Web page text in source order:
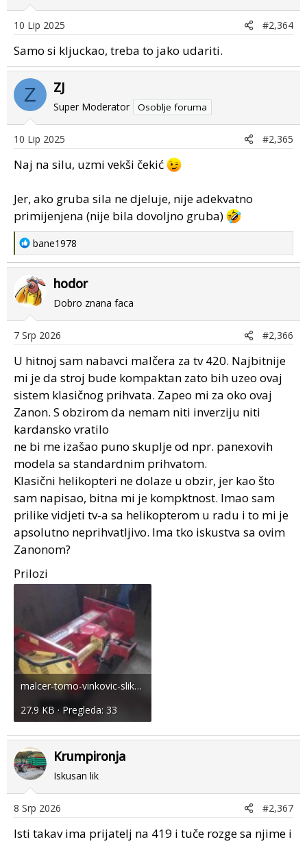
10 Lip 2025 #2,364
Samo si kljuckao, treba to jako udariti.
Z ZJ
Super Moderator Osoblje foruma
10 Lip 2025 #2,365
Naj na silu, uzmi vekši čekić
Jer, ako gruba sila ne djeluje, nije adekvatno
primijenjena (nije bila dovoljno gruba)
R
e
a
c
t
i
n
s
:
bane1978
hodor
Dobro znana faca
7 Srp 2026 #2,366
U hitnoj sam nabavci malčera za tv 420. Najbitnije
mi je da stroj bude kompaktan zato bih uzeo ovaj
sistem klasičnog prihvata. Zapeo mi za oko ovaj
Zanon. S obzirom da nemam niti inverziju niti
kardansko vratilo
ne bi me izašao puno skuplje od npr. panexovih
modela sa standardnim prihvatom.
Klasični helikopteri ne dolaze u obzir, jer kao što
sam napisao, bitna mi je kompktnost. Imao sam
prilike vidjeti tv-a sa helikopterom u radu i to mi je
apsolutno neprihvatljivo. Ima tko iskustva sa ovim
Zanonom?
Prilozi
malcer-tomo-vinkovic-slika-86646240.jpg
27.9 KB · Pregleda: 33
Krumpironja
Iskusan lik
8 Srp 2026 #2,367
Isti takav ima prijatelj na 419 i tuče rozge sa njime i